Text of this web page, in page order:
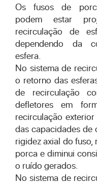
Os fusos de
podem estar
recirculação de
dependendo da
esfera.
No sistema de
o retorno das
de recirculação
defletores em
recirculação
das capacidades de
rigidez axial do
porca e diminui
o ruído gerados.
No sistema de